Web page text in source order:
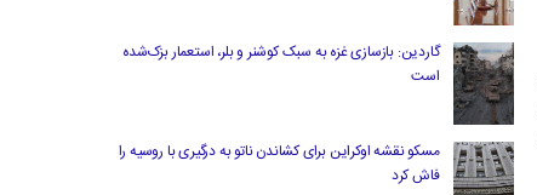
گاردین: بازسازی غزه به سبک کوشنر و بلر، استعمار بزک‌شده
است
مسکو نقشه اوکراین برای کشاندن ناتو به درگیری با روسیه را
فاش کرد